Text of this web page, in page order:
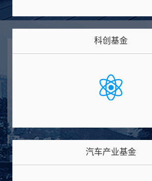
科创基金
汽车产业基金